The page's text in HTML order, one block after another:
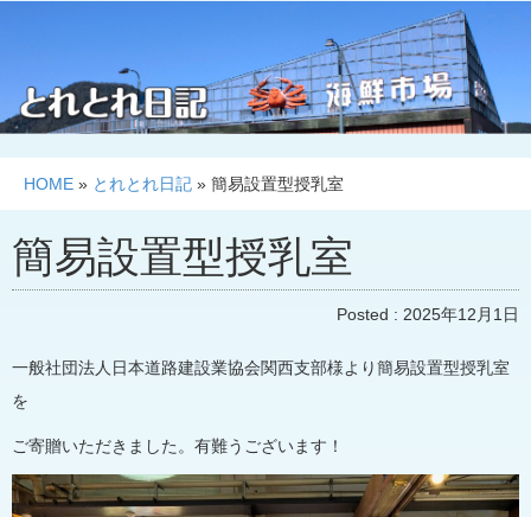
HOME » とれとれ日記 » 簡易設置型授乳室
簡易設置型授乳室
Posted : 2025年12月1日
一般社団法人日本道路建設業協会関西支部様より簡易設置型授乳室
を
ご寄贈いただきました。有難うございます！